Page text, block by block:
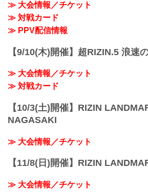
≫ 大会情報／チケット
≫ 対戦カード
≫ PPV配信情報
【9/10(木)開催】超RIZIN.5 浪速
≫ 大会情報／チケット
≫ 対戦カード
【10/3(土)開催】RIZIN
NAGASAKI
≫ 大会情報／チケット
【11/8(日)開催】RIZIN
≫ 大会情報／チケット